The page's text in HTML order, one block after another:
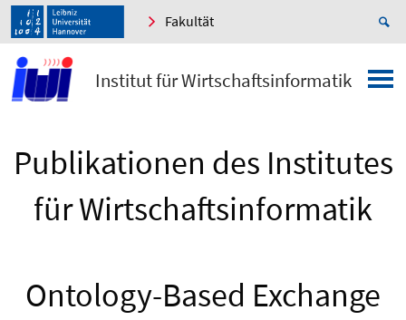
Fakultät
Institut für Wirtschaftsinformatik
Publikationen des Institutes
für Wirtschaftsinformatik
Ontology-Based Exchange